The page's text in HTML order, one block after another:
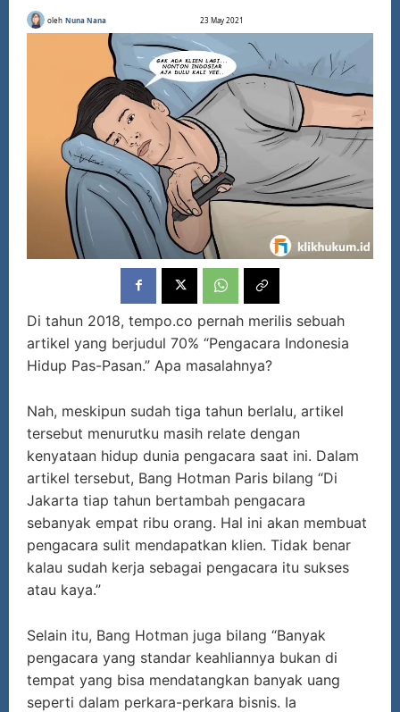
oleh Nuna Nana 23 May 2021
Di tahun 2018, tempo.co pernah merilis sebuah
artikel yang berjudul 70% “Pengacara Indonesia
Hidup Pas-Pasan.” Apa masalahnya?
Nah, meskipun sudah tiga tahun berlalu, artikel
tersebut menurutku masih relate dengan
kenyataan hidup dunia pengacara saat ini. Dalam
artikel tersebut, Bang Hotman Paris bilang “Di
Jakarta tiap tahun bertambah pengacara
sebanyak empat ribu orang. Hal ini akan membuat
pengacara sulit mendapatkan klien. Tidak benar
kalau sudah kerja sebagai pengacara itu sukses
atau kaya.”
Selain itu, Bang Hotman juga bilang “Banyak
pengacara yang standar keahliannya bukan di
tempat yang bisa mendatangkan banyak uang
seperti dalam perkara-perkara bisnis. Ia